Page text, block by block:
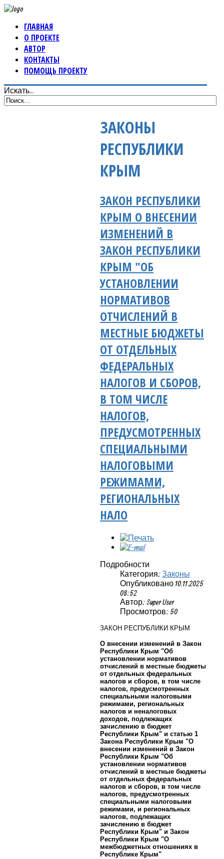
ГЛАВНАЯ
О ПРОЕКТЕ
АВТОР
КОНТАКТЫ
ПОМОЩЬ ПРОЕКТУ
Искать...
ЗАКОНЫ
РЕСПУБЛИКИ
КРЫМ
ЗАКОН РЕСПУБЛИКИ
КРЫМ О ВНЕСЕНИИ
ИЗМЕНЕНИЙ В
ЗАКОН РЕСПУБЛИКИ
КРЫМ "ОБ
УСТАНОВЛЕНИИ
НОРМАТИВОВ
ОТЧИСЛЕНИЙ В
МЕСТНЫЕ БЮДЖЕТЫ
ОТ ОТДЕЛЬНЫХ
ФЕДЕРАЛЬНЫХ
НАЛОГОВ И СБОРОВ,
В ТОМ ЧИСЛЕ
НАЛОГОВ,
ПРЕДУСМОТРЕННЫХ
СПЕЦИАЛЬНЫМИ
НАЛОГОВЫМИ
РЕЖИМАМИ,
РЕГИОНАЛЬНЫХ
НАЛО
Подробности
Категория: Законы
Опубликовано 10.11.2025
08:52
Автор: Super User
Просмотров: 50
ЗАКОН РЕСПУБЛИКИ КРЫМ
О внесении изменений в Закон
Республики Крым "Об
установлении нормативов
отчислений в местные бюджеты
от отдельных федеральных
налогов и сборов, в том числе
налогов, предусмотренных
специальными налоговыми
режимами, региональных
налогов и неналоговых
доходов, подлежащих
зачислению в бюджет
Республики Крым" и статью 1
Закона Республики Крым "О
внесении изменений в Закон
Республики Крым "Об
установлении нормативов
отчислений в местные бюджеты
от отдельных федеральных
налогов и сборов, в том числе
налогов, предусмотренных
специальными налоговыми
режимами, и региональных
налогов, подлежащих
зачислению в бюджет
Республики Крым" и Закон
Республики Крым "О
межбюджетных отношениях в
Республике Крым"